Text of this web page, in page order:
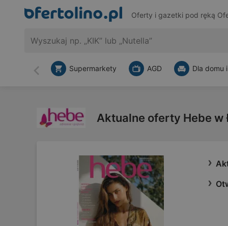
Oferty i gazetki pod ręką
Wstecz
Supermarkety AGD Dla domu
Aktualne oferty Hebe w